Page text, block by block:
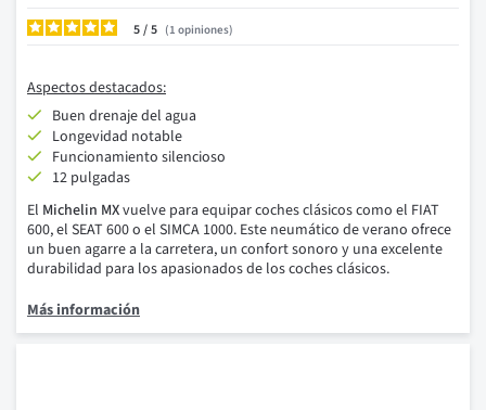
5/ 1 opiniones
Aspectos destacados:
Buen drenaje del agua
Longevidad notable
Funcionamiento silencioso
12 pulgadas
El Michelin MXvuelve para equipar coches clásicos como el FIAT
600, el SEAT 600 o el SIMCA 1000. Este neumático de verano ofrece
un buen agarre a la carretera, un confort sonoro y una excelente
durabilidad para los apasionados de los coches clásicos.
Más información